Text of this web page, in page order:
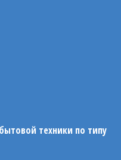
техники по типу